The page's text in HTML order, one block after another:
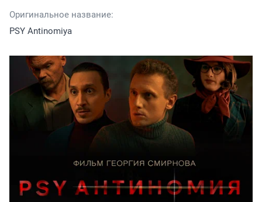
Оригинальное название:
PSY Antinomiya